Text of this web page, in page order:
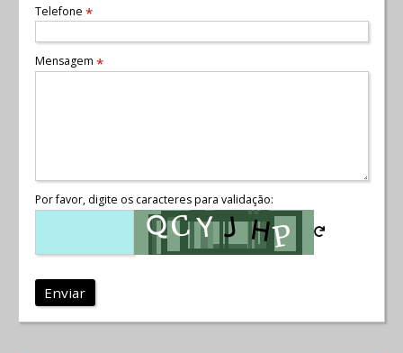
Telefone *
Mensagem *
Por favor, digite os caracteres para validação:
Enviar